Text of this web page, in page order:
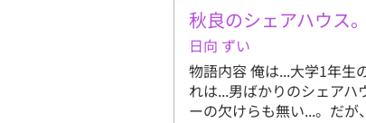
秋良のシェアハウス
日向 ずい
物語内容 俺は...大学1年生
れは...男ばかりのシェア
ーの欠けらも無い...。だが